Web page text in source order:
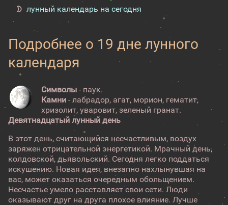
лунный календарь на сегодня
Подробнее о 19 дне лунного
календаря
Символы - паук.
Камни - лабрадор, агат, морион, гематит,
хризолит, уваровит, зеленый гранат.
Девятнадцатый лунный день
В этот день, считающийся несчастливым, воздух
заряжен отрицательной энергетикой. Мрачный день,
колдовской, дьявольский. Сегодня легко поддаться
искушению. Новая идея, внезапно нахлынувшая на
вас, может оказаться очередным обольщением.
Несчастье умело расставляет свои сети. Люди
оказывают друг на друга плохое влияние. Лучше